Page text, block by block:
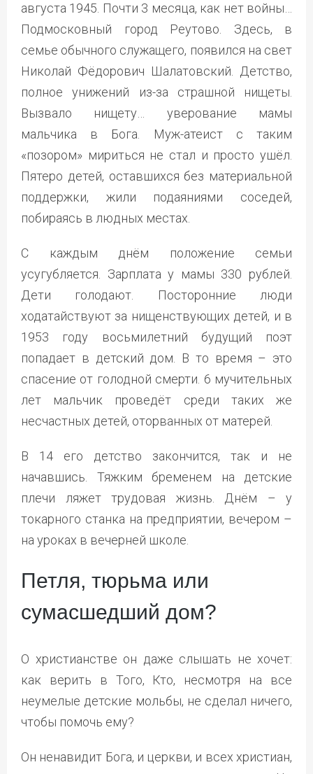
августа 1945. Почти 3 месяца, как нет войны…
Подмосковный город Реутово. Здесь, в
семье обычного служащего, появился на свет
Николай Фёдорович Шалатовский. Детство,
полное унижений из-за страшной нищеты.
Вызвало нищету… уверование мамы
мальчика в Бога. Муж-атеист с таким
«позором» мириться не стал и просто ушёл.
Пятеро детей, оставшихся без материальной
поддержки, жили подаяниями соседей,
побираясь в людных местах.
С каждым днём положение семьи
усугубляется. Зарплата у мамы 330 рублей.
Дети голодают. Посторонние люди
ходатайствуют за нищенствующих детей, и в
1953 году восьмилетний будущий поэт
попадает в детский дом. В то время – это
спасение от голодной смерти. 6 мучительных
лет мальчик проведёт среди таких же
несчастных детей, оторванных от матерей.
В 14 его детство закончится, так и не
начавшись. Тяжким бременем на детские
плечи ляжет трудовая жизнь. Днём – у
токарного станка на предприятии, вечером –
на уроках в вечерней школе.
Петля, тюрьма или
сумасшедший дом?
О христианстве он даже слышать не хочет:
как верить в Того, Кто, несмотря на все
неумелые детские мольбы, не сделал ничего,
чтобы помочь ему?
Он ненавидит Бога, и церкви, и всех христиан,